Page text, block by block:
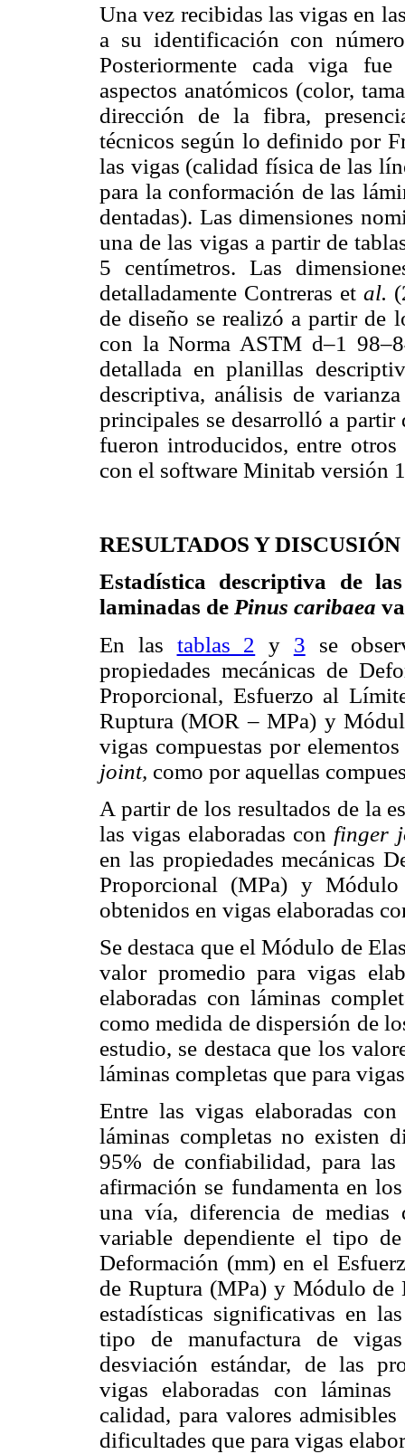
Una vez recibidas las vigas en
a su identificación con
Posteriormente cada viga
aspectos anatómicos (color,
dirección de la fibra,
técnicos según lo definido por
las vigas (calidad física de las
para la conformación de las
dentadas). Las dimensiones
una de las vigas a partir de
5 centímetros. Las
detalladamente Contreras etal.
de diseño se realizó a partir de
con la Norma ASTM d–1
detallada en planillas
descriptiva, análisis de
principales se desarrolló a
fueron introducidos, entre otros
con el software Minitab versión
RESULTADOS Y DISCUSIÓN
Estadística descriptiva de
laminadas de Pinus caribaea
En las tablas 2 y 3 se
propiedades mecánicas de
Proporcional, Esfuerzo al
Ruptura (MOR – MPa) y
vigas compuestas por
joint, como por aquellas
A partir de los resultados de la
las vigas elaboradas con finger
en las propiedades mecánicas
Proporcional (MPa) y
obtenidos en vigas elaboradas
Se destaca que el Módulo de
valor promedio para vigas
elaboradas con láminas
como medida de dispersión de
estudio, se destaca que los
láminas completas que para
Entre las vigas elaboradas
láminas completas no existen
95% de confiabilidad, para las
afirmación se fundamenta en
una vía, diferencia de medias
variable dependiente el tipo
Deformación (mm) en el
de Ruptura (MPa) y Módulo de
estadísticas significativas en
tipo de manufactura de
desviación estándar, de las
vigas elaboradas con
calidad, para valores
dificultades que para vigas